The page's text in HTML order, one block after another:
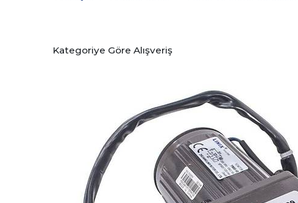
Kategoriye Göre Alışveriş